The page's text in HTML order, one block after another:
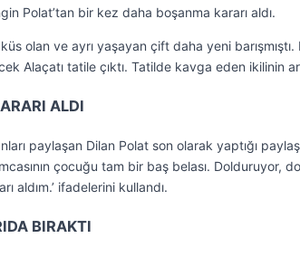
Polat’tan bir kez daha boşanma kararı aldı.
olan ve ayrı yaşayan çift daha yeni
Alaçatı tatile çıktı. Tatilde kavga eden ikilinin
ALDI
paylaşan Dilan Polat son olarak yaptığı
çocuğu tam bir baş belası.
aldım.’ ifadelerini kullandı.
BIRAKTI